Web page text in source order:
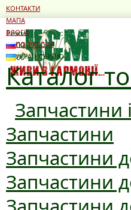
Режим роботи:
10:00 - 19:00
10:00 - 16:00
Каталог
Запчастини
Запчастини
Запчастини
Запчастини
КОНТАКТИ
МАПА
БЛОГИ
ПО-РУССКИ
УКРАЇНСЬКОЮ